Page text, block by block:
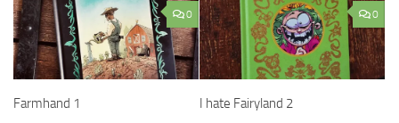
0
Farmhand 1
0
I hate Fairyland 2